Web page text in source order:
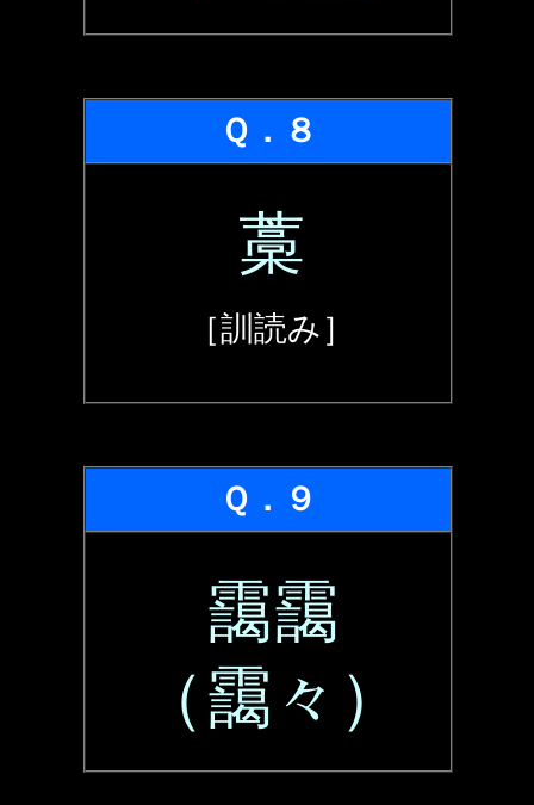
Ｑ．８
藁
［訓読み］
Ｑ．９
靄靄
（靄々）